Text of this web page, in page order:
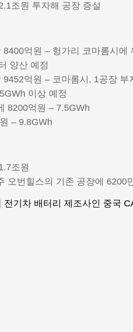
조원 투자해 공장 증설
8400억원 – 헝가리 코마롬시
양산 예정
9452억원 – 코마롬시, 1공장
이상 예정
8200억원 – 7.5GWh
– 9.8GWh
조원
오번힐스의 기존 공장에 6200
전기차 배터리 제조사인 중국